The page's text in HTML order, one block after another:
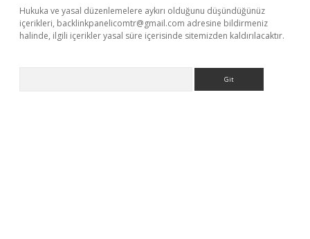
Hukuka ve yasal düzenlemelere aykırı olduğunu düşündüğünüz
içerikleri, backlinkpanelicomtr@gmail.com adresine bildirmeniz
halinde, ilgili içerikler yasal süre içerisinde sitemizden kaldırılacaktır.